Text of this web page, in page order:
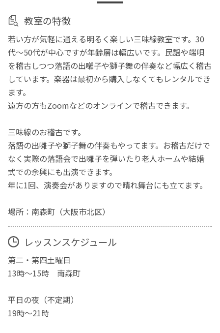
教室の特徴
若い方が気軽に通える明るく楽しい三味線教室です。30
代～50代が中心ですが年齢層は幅広いです。民謡や端唄
を稽古しつつ落語の出囃子や獅子舞の伴奏など幅広く稽古
しています。楽器は最初から購入しなくてもレンタルでき
ます。
遠方の方もZoomなどのオンラインで稽古できます。
三味線のお稽古です。
落語の出囃子や獅子舞の伴奏もやってます。お稽古だけで
なく実際の落語会で出囃子を弾いたり老人ホームや結婚
式での余興にも出演できます。
年に1回、演奏会がありますので晴れ舞台にも立てます。
場所：南森町（大阪市北区）
レッスンスケジュール
第二・第四土曜日
13時～15時 南森町
平日の夜（不定期）
19時～21時